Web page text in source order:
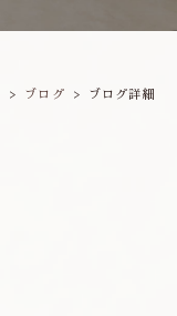
ブログ ブログ詳細